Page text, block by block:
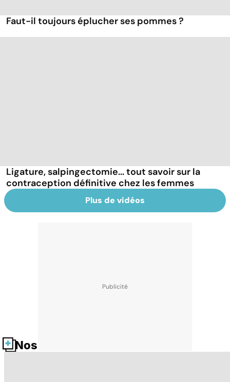
Faut-il toujours éplucher ses pommes ?
Ligature, salpingectomie... tout savoir sur la
contraception définitive chez les femmes
Plus de vidéos
Nos fiches santé